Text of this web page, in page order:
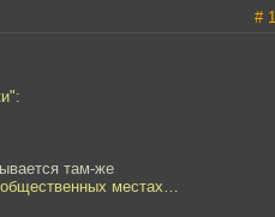
#
там-же
местах…